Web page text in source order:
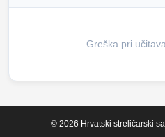
Greška pri
© 2026 Hrvatski streličarski